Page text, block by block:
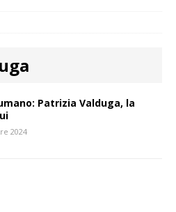
Patrizia Valduga, la
2024